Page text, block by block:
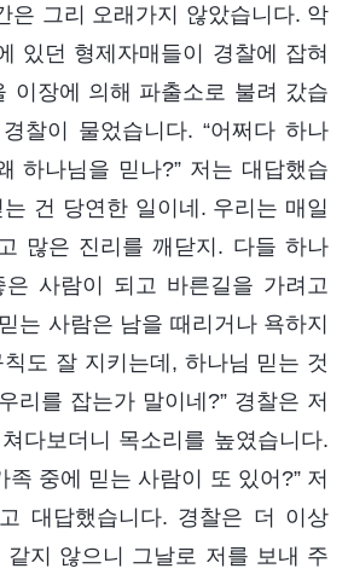
은 그리 오래가지 않았습니다. 악
있던 형제자매들이 경찰에 잡혀
이장에 의해 파출소로 불려 갔습
찰이 물었습니다. “어쩌다 하나
하나님을 믿나?” 저는 대답했습
는 건 당연한 일이네. 우리는 매일
많은 진리를 깨닫지. 다들 하나
사람이 되고 바른길을 가려고
는 사람은 남을 때리거나 욕하지
도 잘 지키는데, 하나님 믿는 것
리를 잡는가 말이네?” 경찰은 저
다보더니 목소리를 높였습니다.
족 중에 믿는 사람이 또 있어?” 저
대답했습니다. 경찰은 더 이상
지 않으니 그날로 저를 보내 주